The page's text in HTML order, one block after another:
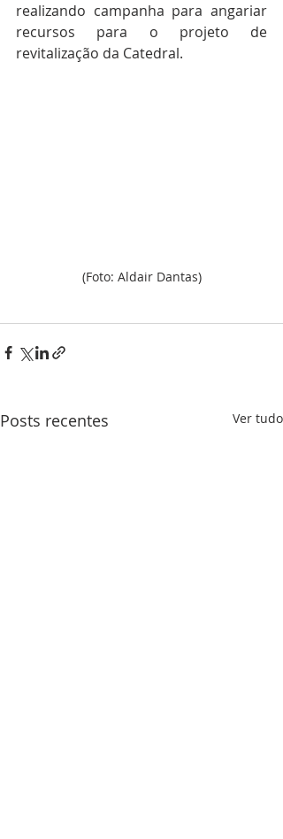
realizando campanha para angariar
recursos para o projeto de
revitalização da Catedral.
(Foto: Aldair Dantas)
Posts recentes Ver tudo